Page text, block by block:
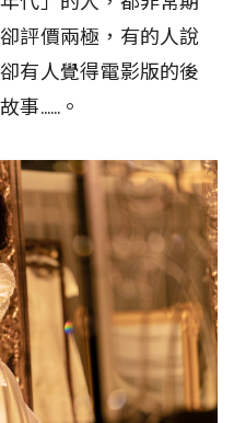
評價兩極，有的人說
有人覺得電影版的後
事……。